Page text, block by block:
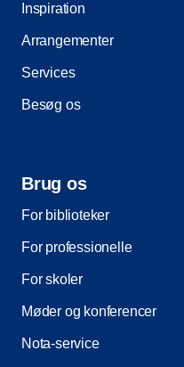
Inspiration
Arrangementer
Services
Besøg os
Brug os
For biblioteker
For professionelle
For skoler
Møder og konferencer
Nota-service